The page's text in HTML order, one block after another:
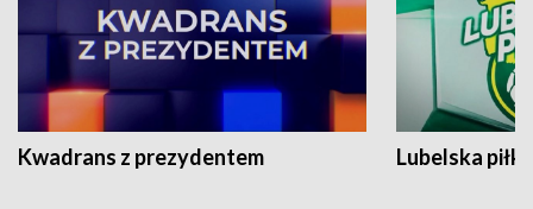
Kwadrans z prezydentem Lubelska piłka